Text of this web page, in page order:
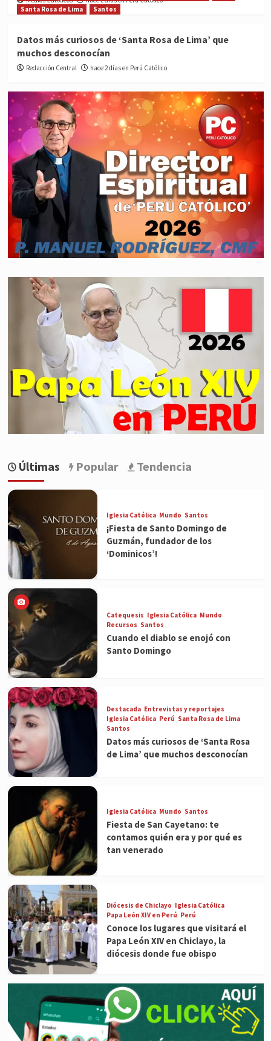
Santa Rosa de Lima
Santos
Datos más curiosos de ‘Santa Rosa de Lima’ que
muchos desconocían
Redacción Central hace 2 días en Perú Católico
Últimas Popular Tendencia
Iglesia Católica Mundo Santos
¡Fiesta de Santo Domingo de
Guzmán, fundador de los
‘Dominicos’!
Catequesis Iglesia Católica Mundo
Recursos Santos
Cuando el diablo se enojó con
Santo Domingo
Destacada Entrevistas y reportajes
Iglesia Católica Perú Santa Rosa de Lima
Santos
Datos más curiosos de ‘Santa Rosa
de Lima’ que muchos desconocían
Iglesia Católica Mundo Santos
Fiesta de San Cayetano: te
contamos quién era y por qué es
tan venerado
Diócesis de Chiclayo Iglesia Católica
Papa León XIV en Perú Perú
Conoce los lugares que visitará el
Papa León XIV en Chiclayo, la
diócesis donde fue obispo